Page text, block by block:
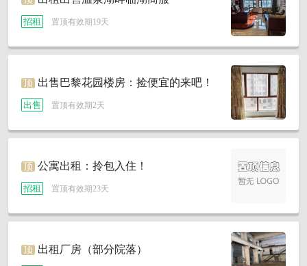
招租 置顶有效期19天
顶 出售巴黎花园楼房：捡便宜的来吧！
出售 置顶有效期2天
顶 公寓出租：拎包入住！
招租 置顶有效期23天
顶 出租厂房（部分院落）